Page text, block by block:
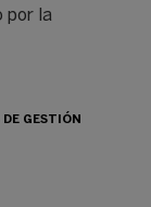
por la
GESTIÓN